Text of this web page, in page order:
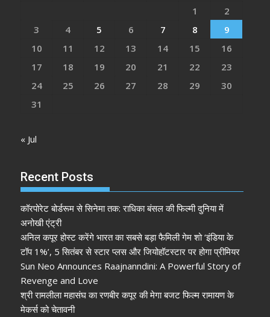
1
2
3
4 5 6 7 8
9
10
11 12 13 14 15
16
17
18 19 20 21 22
23
24
25 26 27 28 29
30
31
« Jul
Recent Posts
कॉरपोरेट बोर्डरूम से सिनेमा तक: राधिका बंसल की फिल्मी दुनिया में
अनोखी एंट्री
अनिल कपूर होस्ट करेंगे भारत का सबसे बड़ा फैमिली गेम शो ‘इंडिया के
टॉप 1%’, 5 सितंबर से स्टार प्लस और जियोहॉटस्टार पर होगा प्रीमियर
Sun Neo Announces Raajnanndini: A Powerful Story of
Revenge and Love
श्री रामलीला महासंघ का रणबीर कपूर की मेगा बजट फिल्म रामायण के
मेकर्स को चेतावनी